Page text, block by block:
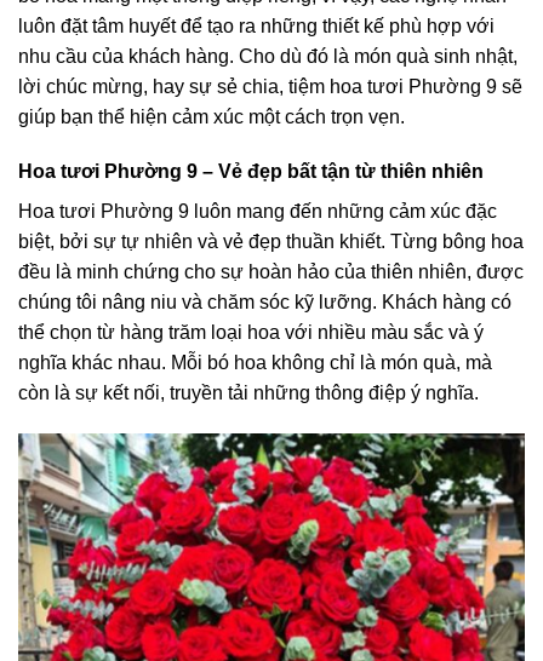
luôn đặt tâm huyết để tạo ra những thiết kế phù hợp với
nhu cầu của khách hàng. Cho dù đó là món quà sinh nhật,
lời chúc mừng, hay sự sẻ chia, tiệm hoa tươi Phường 9 sẽ
giúp bạn thể hiện cảm xúc một cách trọn vẹn.
Hoa tươi Phường 9 – Vẻ đẹp bất tận từ thiên nhiên
Hoa tươi Phường 9 luôn mang đến những cảm xúc đặc
biệt, bởi sự tự nhiên và vẻ đẹp thuần khiết. Từng bông hoa
đều là minh chứng cho sự hoàn hảo của thiên nhiên, được
chúng tôi nâng niu và chăm sóc kỹ lưỡng. Khách hàng có
thể chọn từ hàng trăm loại hoa với nhiều màu sắc và ý
nghĩa khác nhau. Mỗi bó hoa không chỉ là món quà, mà
còn là sự kết nối, truyền tải những thông điệp ý nghĩa.